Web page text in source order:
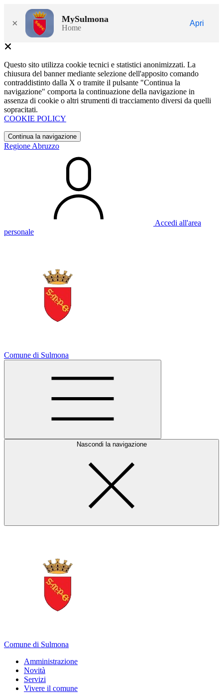
× MySulmona
Home
Apri
Questo sito utilizza cookie tecnici e statistici anonimizzati. La
chiusura del banner mediante selezione dell'apposito comando
contraddistinto dalla X o tramite il pulsante "Continua la
navigazione" comporta la continuazione della navigazione in
assenza di cookie o altri strumenti di tracciamento diversi da quelli
sopracitati.
COOKIE POLICY
Continua la navigazione
Regione Abruzzo
Accedi all'area
personale
Comune di Sulmona
Nascondi la navigazione
Comune di Sulmona
Amministrazione
Novità
Servizi
Vivere il comune